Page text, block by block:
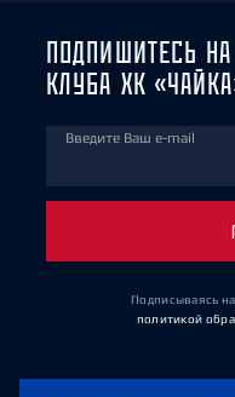
ПОДПИШИТЕСЬ
КЛУБА ХК
Введите Ваш e-mail
Подписываясь
политикой